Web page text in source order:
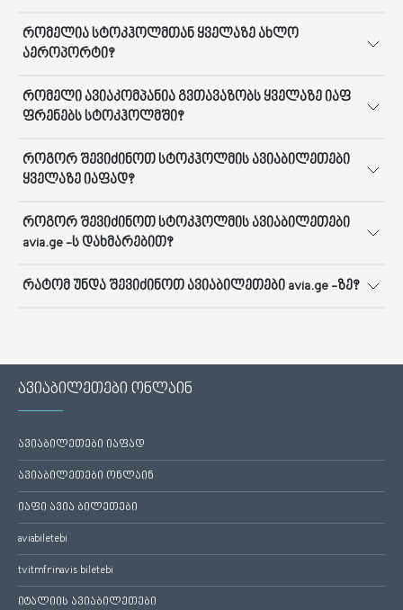
რომელია სტოკჰოლმთან ყველაზე ახლო
აეროპორტი?
რომელი ავიაკომპანია გვთავაზობს ყველაზე იაფ
ფრენებს სტოკჰოლმში?
როგორ შევიძინოთ სტოკჰოლმის ავიაბილეთები
ყველაზე იაფად?
როგორ შევიძინოთ სტოკჰოლმის ავიაბილეთები
avia.ge -ს დახმარებით?
რატომ უნდა შევიძინოთ ავიაბილეთები avia.ge -ზე?
ავიაბილეთები ონლაინ
ავიაბილეთები იაფად
ავიაბილეთები ონლაინ
იაფი ავია ბილეთები
aviabiletebi
tvitmfrinavis biletebi
იტალიის ავიაბილეთები